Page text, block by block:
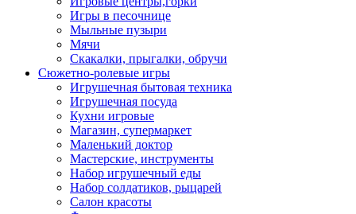
Игры в песочнице
Мыльные пузыри
Мячи
Скакалки, прыгалки, обручи
Сюжетно-ролевые игры
Игрушечная бытовая техника
Игрушечная посуда
Кухни игровые
Магазин, супермаркет
Маленький доктор
Мастерские, инструменты
Набор игрушечный еды
Набор солдатиков, рыцарей
Салон красоты